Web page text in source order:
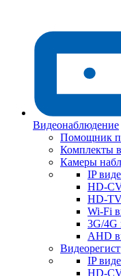
Видеонаблюдение
Помощник
Комплекты
Камеры
IP
HD-
HD-
Wi-Fi
3G/4G
AHD
IP
HD-